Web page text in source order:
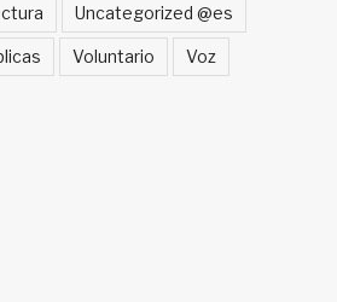
Uncategorized @es
Voluntario Voz